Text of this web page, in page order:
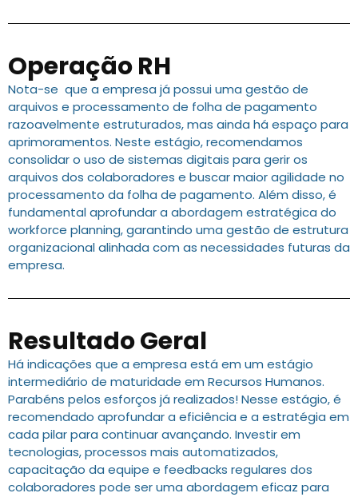
Operação RH
Nota-se que a empresa já possui uma gestão de
arquivos e processamento de folha de pagamento
razoavelmente estruturados, mas ainda há espaço para
aprimoramentos. Neste estágio, recomendamos
consolidar o uso de sistemas digitais para gerir os
arquivos dos colaboradores e buscar maior agilidade no
processamento da folha de pagamento. Além disso, é
fundamental aprofundar a abordagem estratégica do
workforce planning, garantindo uma gestão de estrutura
organizacional alinhada com as necessidades futuras da
empresa.
Resultado Geral
Há indicações que a empresa está em um estágio
intermediário de maturidade em Recursos Humanos.
Parabéns pelos esforços já realizados! Nesse estágio, é
recomendado aprofundar a eficiência e a estratégia em
cada pilar para continuar avançando. Investir em
tecnologias, processos mais automatizados,
capacitação da equipe e feedbacks regulares dos
colaboradores pode ser uma abordagem eficaz para